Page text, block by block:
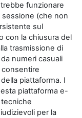
funzionare
(che non
sul
con la chiusura del
trasmissione di
numeri casuali
piattaforma. I
piattaforma e-
per la